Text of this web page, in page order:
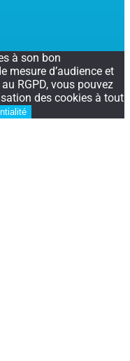
à son bon
mesure d’audience et
RGPD, vous pouvez
des cookies à tout